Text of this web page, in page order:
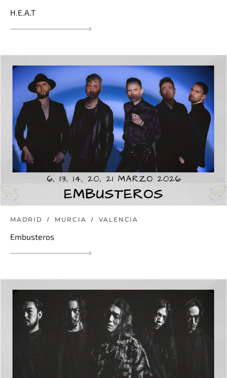
H.E.A.T
MADRID MURCIA VALENCIA
Embusteros